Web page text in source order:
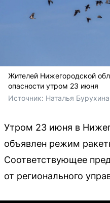
Жителей Нижегородской
опасности утром 23 июня
Источник: Наталья
Утром 23 июня в
объявлен режим
Соответствующее
от регионального